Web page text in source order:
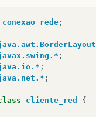
addActionListener
400 300
true
conexao_rede ;
;
;
;
cliente_red {